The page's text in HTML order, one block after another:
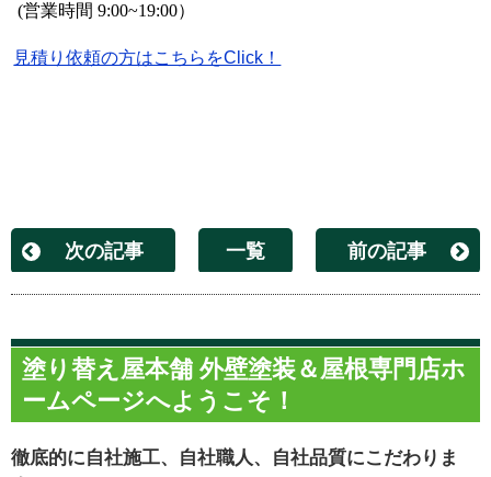
(営業時間 9:00~19:00）
見積り依頼の方はこちらをClick！
次の記事 一覧 前の記事
塗り替え屋本舗 外壁塗装＆屋根専門店ホ
ームページへようこそ！
徹底的に自社施工、自社職人、自社品質にこだわりま